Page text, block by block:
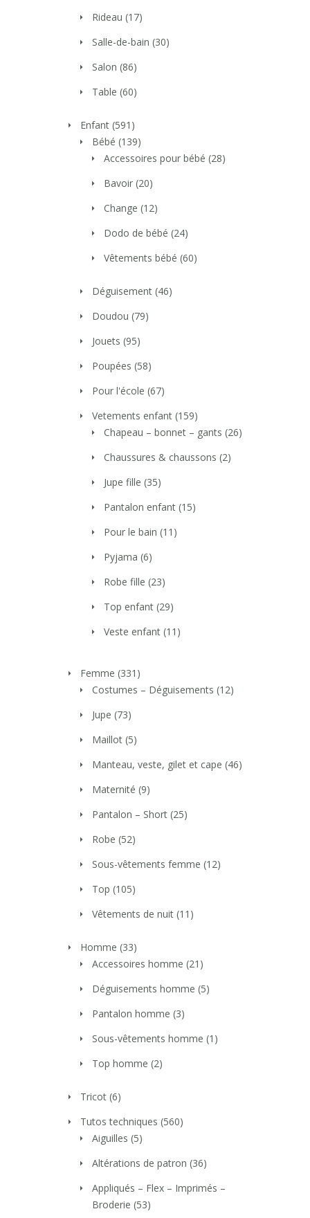
Rideau (17)
Salle-de-bain (30)
Salon (86)
Table (60)
Enfant (591)
Bébé (139)
Accessoires pour bébé (28)
Bavoir (20)
Change (12)
Dodo de bébé (24)
Vêtements bébé (60)
Déguisement (46)
Doudou (79)
Jouets (95)
Poupées (58)
Pour l'école (67)
Vetements enfant (159)
Chapeau – bonnet – gants (26)
Chaussures & chaussons (2)
Jupe fille (35)
Pantalon enfant (15)
Pour le bain (11)
Pyjama (6)
Robe fille (23)
Top enfant (29)
Veste enfant (11)
Femme (331)
Costumes – Déguisements (12)
Jupe (73)
Maillot (5)
Manteau, veste, gilet et cape (46)
Maternité (9)
Pantalon – Short (25)
Robe (52)
Sous-vêtements femme (12)
Top (105)
Vêtements de nuit (11)
Homme (33)
Accessoires homme (21)
Déguisements homme (5)
Pantalon homme (3)
Sous-vêtements homme (1)
Top homme (2)
Tricot (6)
Tutos techniques (560)
Aiguilles (5)
Altérations de patron (36)
Appliqués – Flex – Imprimés –
Broderie (53)